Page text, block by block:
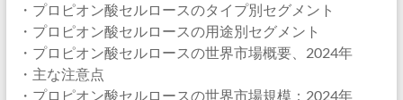
・プロピオン酸セルロースのタイプ別セグメント
・プロピオン酸セルロースの用途別セグメント
・プロピオン酸セルロースの世界市場概要、2024年
・主な注意点
・プロピオン酸セルロースの世界市場規模：2024年